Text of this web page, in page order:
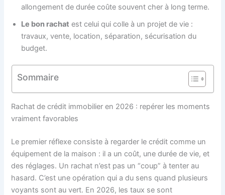
allongement de durée coûte souvent cher à long terme.
Le bon rachat est celui qui colle à un projet de vie :
travaux, vente, location, séparation, sécurisation du
budget.
Sommaire
Rachat de crédit immobilier en 2026 : repérer les moments
vraiment favorables
Le premier réflexe consiste à regarder le crédit comme un
équipement de la maison : il a un coût, une durée de vie, et
des réglages. Un rachat n’est pas un “coup” à tenter au
hasard. C’est une opération qui a du sens quand plusieurs
voyants sont au vert. En 2026, les taux se sont